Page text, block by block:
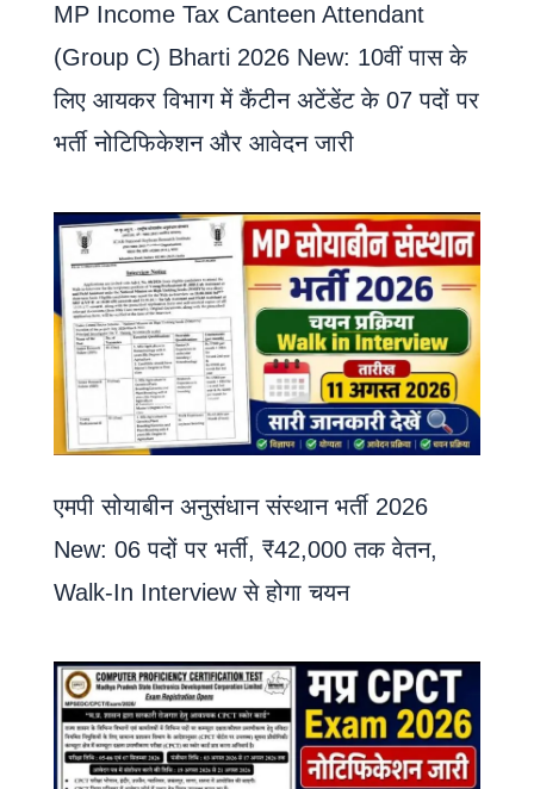
MP Income Tax Canteen Attendant
(Group C) Bharti 2026 New: 10वीं पास के
लिए आयकर विभाग में कैंटीन अटेंडेंट के 07 पदों पर
भर्ती नोटिफिकेशन और आवेदन जारी
एमपी सोयाबीन अनुसंधान संस्थान भर्ती 2026
New: 06 पदों पर भर्ती, ₹42,000 तक वेतन,
Walk-In Interview से होगा चयन